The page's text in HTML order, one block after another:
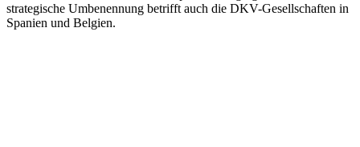
strategische Umbenennung betrifft auch die DKV-Gesellschaften in
Spanien und Belgien.